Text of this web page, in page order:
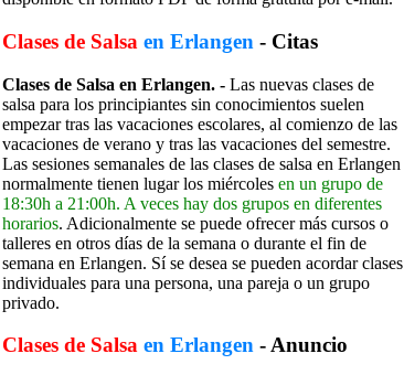
Clases de Salsa en Erlangen - Citas
Clases de Salsa en Erlangen. -Las nuevas clases de
salsa para los principiantes sin conocimientos suelen
empezar tras las vacaciones escolares, al comienzo de las
vacaciones de verano y tras las vacaciones del semestre.
Las sesiones semanales de las clases de salsa en Erlangen
normalmente tienen lugar los miércoles en un grupo de
18:30h a 21:00h. A veces hay dos grupos en diferentes
horarios. Adicionalmente se puede ofrecer más cursos o
talleres en otros días de la semana o durante el fin de
semana en Erlangen. Sí se desea se pueden acordar clases
individuales para una persona, una pareja o un grupo
privado.
Clases de Salsa en Erlangen- Anuncio